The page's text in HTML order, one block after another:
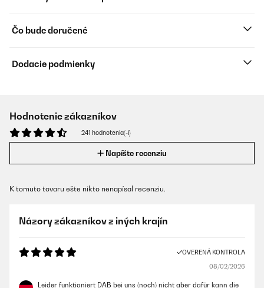
Čo bude doručené
Dodacie podmienky
Hodnotenie zákazníkov
241 hodnotenia(-í)
Napíšte recenziu
K tomuto tovaru ešte nikto nenapísal recenziu.
Názory zákazníkov z iných krajín
OVERENÁ KONTROLA
08/02/2026
Leider funktioniert DAB bei uns (noch) nicht aber dafür kann die